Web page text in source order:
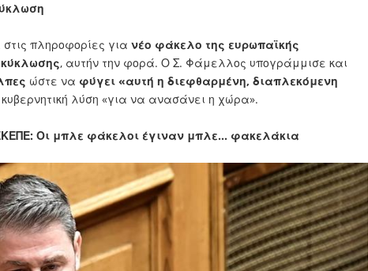
πληροφορίες για νέο φάκελο της ευρωπαϊκής
, αυτήν την φορά. Ο Σ. Φάμελλος υπογράμμισε και
ώστε να φύγει «αυτή η διεφθαρμένη, διαπλεκόμενη
λύση «για να ανασάνει η χώρα».
Οι μπλε φάκελοι έγιναν μπλε… φακελάκια